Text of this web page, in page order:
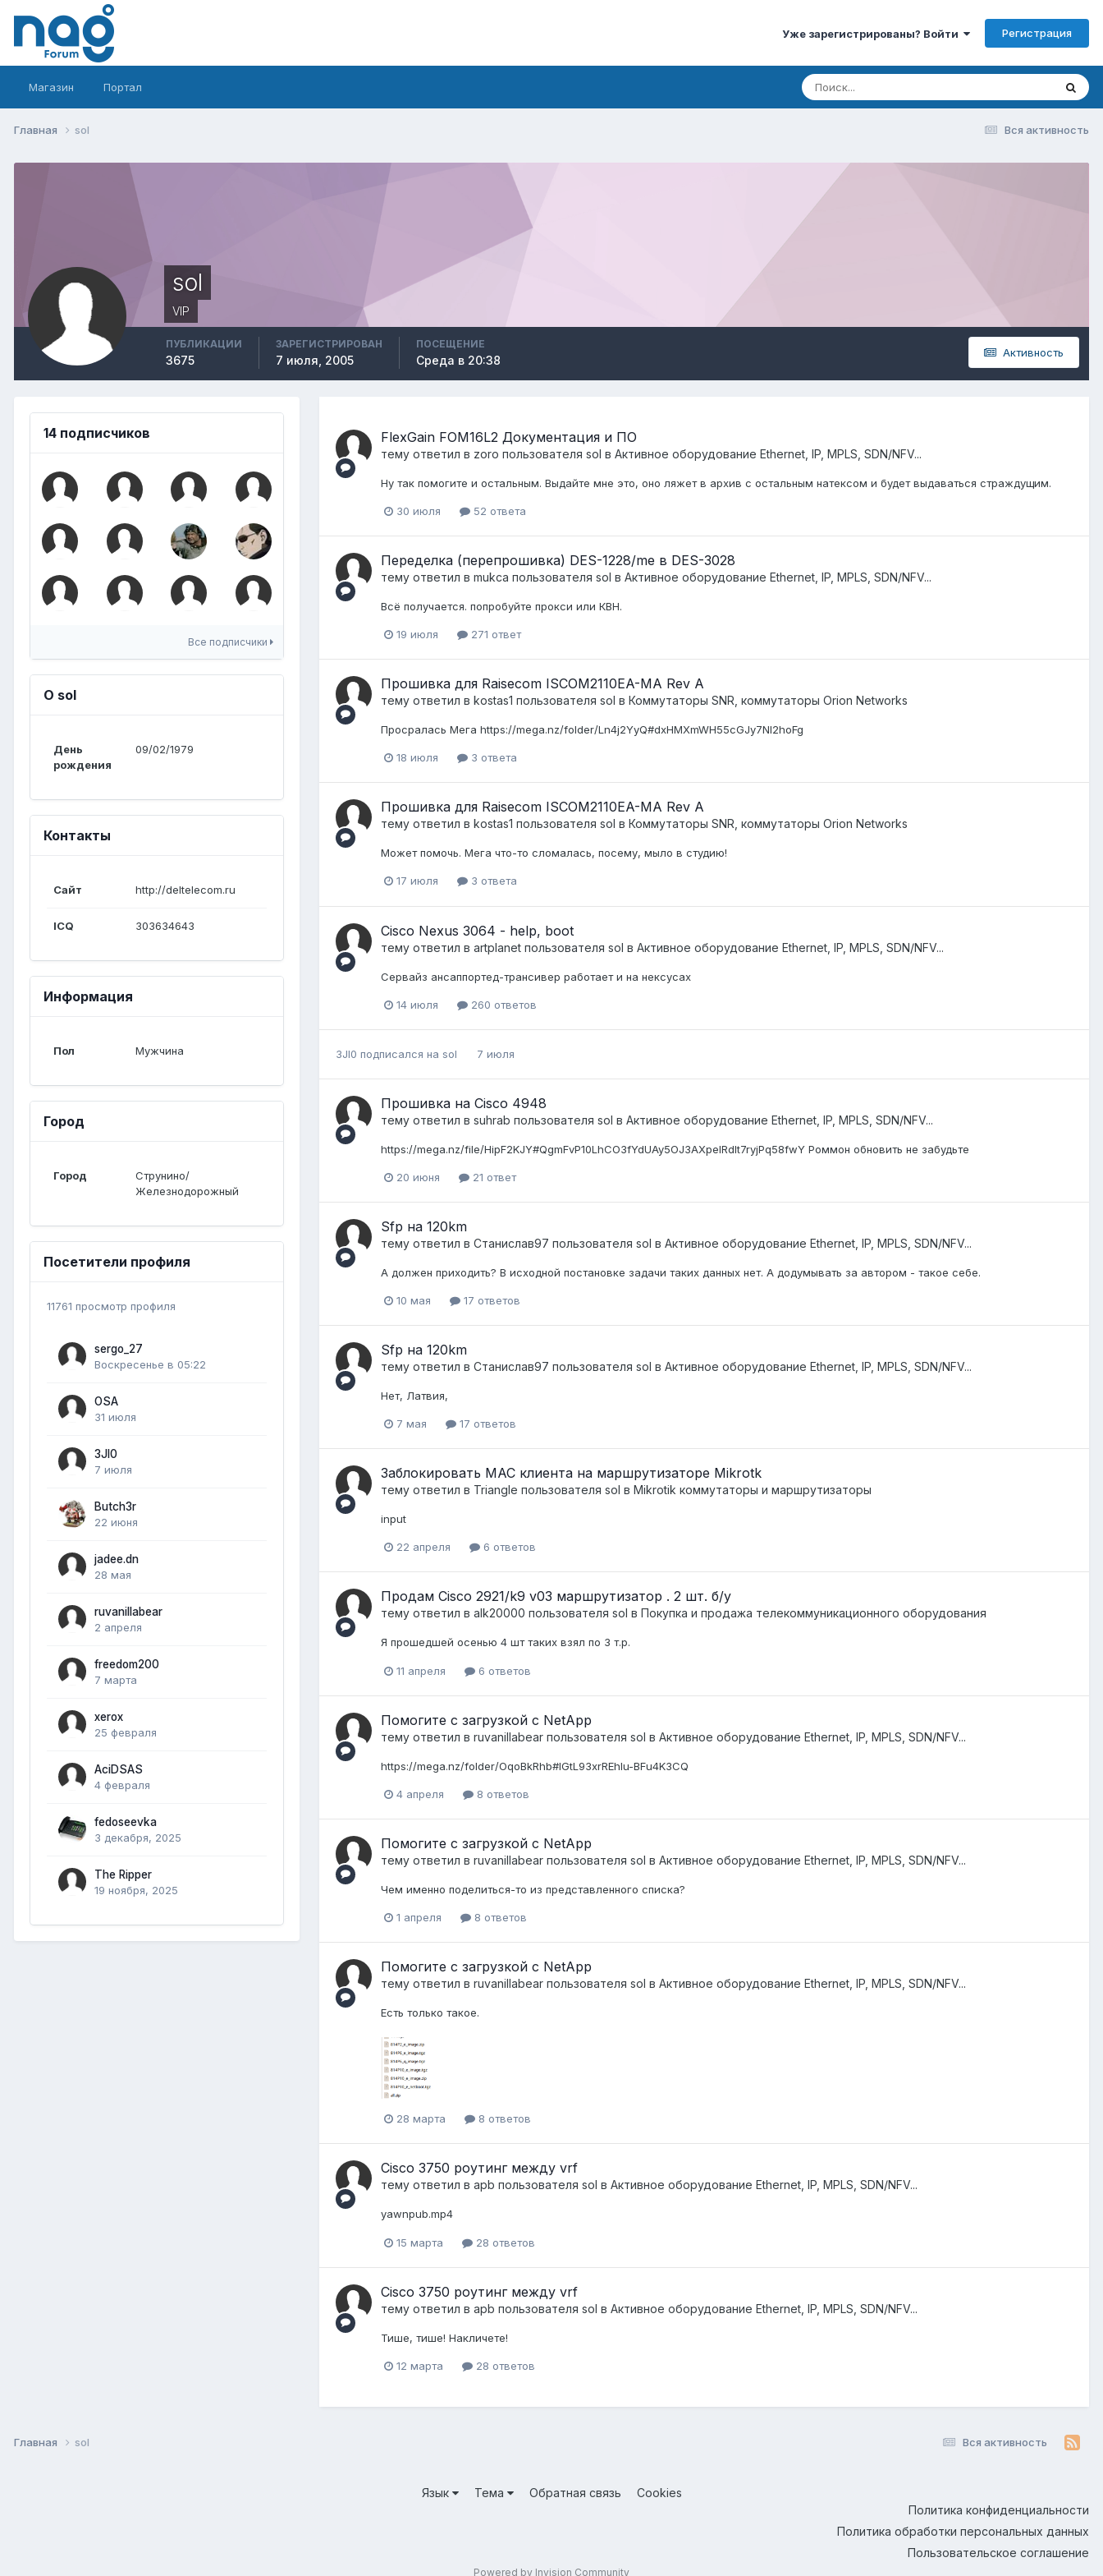
Уже зарегистрированы? Войти Регистрация
Магазин Портал
Вся активность
Главная sol
sol
VIP
Активность
ПУБЛИКАЦИИ
3675
ЗАРЕГИСТРИРОВАН
7 июля, 2005
ПОСЕЩЕНИЕ
Среда в 20:38
14 подписчиков
Все подписчики
О sol
День
рождения
09/02/1979
Контакты
Сайт http://deltelecom.ru
ICQ 303634643
Информация
Пол Мужчина
Город
Город
Струнино/
Железнодорожный
Посетители профиля
11761 просмотр профиля
sergo_27
Воскресенье в 05:22
OSA
31 июля
3JI0
7 июля
Butch3r
22 июня
jadee.dn
28 мая
ruvanillabear
2 апреля
freedom200
7 марта
xerox
25 февраля
AciDSAS
4 февраля
fedoseevka
3 декабря, 2025
The Ripper
19 ноября, 2025
FlexGain FOM16L2 Документация и ПО
тему ответил в zoro пользователя sol в Активное оборудование Ethernet, IP, MPLS, SDN/NFV...
Ну так помогите и остальным. Выдайте мне это, оно ляжет в архив с остальным натексом и будет выдаваться страждущим.
30 июля 52 ответа
Переделка (перепрошивка) DES-1228/me в DES-3028
тему ответил в mukca пользователя sol в Активное оборудование Ethernet, IP, MPLS, SDN/NFV...
Всё получается. попробуйте прокси или КВН.
19 июля 271 ответ
Прошивка для Raisecom ISCOM2110EA-MA Rev A
тему ответил в kostas1 пользователя sol в Коммутаторы SNR, коммутаторы Orion Networks
Просралась Мега https://mega.nz/folder/Ln4j2YyQ#dxHMXmWH55cGJy7Nl2hoFg
18 июля 3 ответа
Прошивка для Raisecom ISCOM2110EA-MA Rev A
тему ответил в kostas1 пользователя sol в Коммутаторы SNR, коммутаторы Orion Networks
Может помочь. Мега что-то сломалась, посему, мыло в студию!
17 июля 3 ответа
Cisco Nexus 3064 - help, boot
тему ответил в artplanet пользователя sol в Активное оборудование Ethernet, IP, MPLS, SDN/NFV...
Сервайз ансаппортед-трансивер работает и на нексусах
14 июля 260 ответов
3JI0 подписался на sol 7 июля
Прошивка на Cisco 4948
тему ответил в suhrab пользователя sol в Активное оборудование Ethernet, IP, MPLS, SDN/NFV...
https://mega.nz/file/HipF2KJY#QgmFvP10LhCO3fYdUAy5OJ3AXpelRdIt7ryjPq58fwY Роммон обновить не забудьте
20 июня 21 ответ
Sfp на 120km
тему ответил в Станислав97 пользователя sol в Активное оборудование Ethernet, IP, MPLS, SDN/NFV...
А должен приходить? В исходной постановке задачи таких данных нет. А додумывать за автором - такое себе.
10 мая 17 ответов
Sfp на 120km
тему ответил в Станислав97 пользователя sol в Активное оборудование Ethernet, IP, MPLS, SDN/NFV...
Нет, Латвия,
7 мая 17 ответов
Заблокировать MAC клиента на маршрутизаторе Mikrotk
тему ответил в Triangle пользователя sol в Mikrotik коммутаторы и маршрутизаторы
input
22 апреля 6 ответов
Продам Cisco 2921/k9 v03 маршрутизатор . 2 шт. б/у
тему ответил в alk20000 пользователя sol в Покупка и продажа телекоммуникационного оборудования
Я прошедшей осенью 4 шт таких взял по 3 т.р.
11 апреля 6 ответов
Помогите с загрузкой с NetApp
тему ответил в ruvanillabear пользователя sol в Активное оборудование Ethernet, IP, MPLS, SDN/NFV...
https://mega.nz/folder/OqoBkRhb#IGtL93xrREhlu-BFu4K3CQ
4 апреля 8 ответов
Помогите с загрузкой с NetApp
тему ответил в ruvanillabear пользователя sol в Активное оборудование Ethernet, IP, MPLS, SDN/NFV...
Чем именно поделиться-то из представленного списка?
1 апреля 8 ответов
Помогите с загрузкой с NetApp
тему ответил в ruvanillabear пользователя sol в Активное оборудование Ethernet, IP, MPLS, SDN/NFV...
Есть только такое.
28 марта 8 ответов
Cisco 3750 роутинг между vrf
тему ответил в apb пользователя sol в Активное оборудование Ethernet, IP, MPLS, SDN/NFV...
yawnpub.mp4
15 марта 28 ответов
Cisco 3750 роутинг между vrf
тему ответил в apb пользователя sol в Активное оборудование Ethernet, IP, MPLS, SDN/NFV...
Тише, тише! Накличете!
12 марта 28 ответов
Вся активность
Главная sol
Язык Тема Обратная связь
Cookies
Политика конфиденциальности
Политика обработки персональных данных
Пользовательское соглашение
Powered by Invision Community